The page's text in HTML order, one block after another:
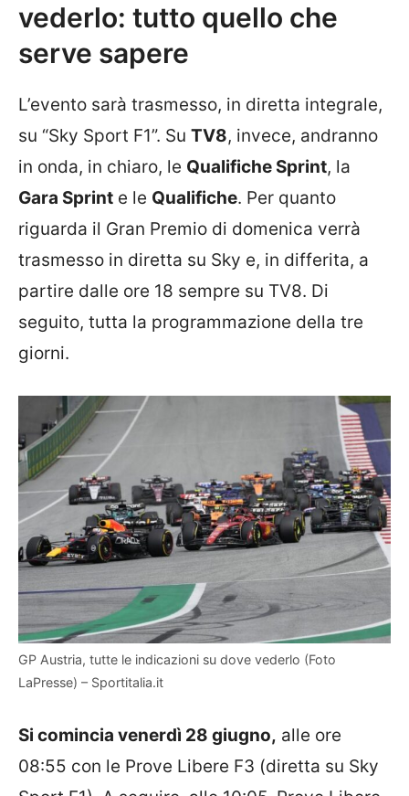
vederlo: tutto quello che
serve sapere
L’evento sarà trasmesso, in diretta integrale,
su “Sky Sport F1”. Su TV8, invece, andranno
in onda, in chiaro, le Qualifiche Sprint, la
Gara Sprint e le Qualifiche. Per quanto
riguarda il Gran Premio di domenica verrà
trasmesso in diretta su Sky e, in differita, a
partire dalle ore 18 sempre su TV8. Di
seguito, tutta la programmazione della tre
giorni.
GP Austria, tutte le indicazioni su dove vederlo (Foto
LaPresse) – Sportitalia.it
Si comincia venerdì 28 giugno, alle ore
08:55 con le Prove Libere F3 (diretta su Sky